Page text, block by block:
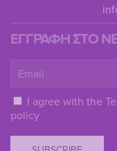
ΕΓΓΡΑΦΗ ΣΤΟ
I agree with the
policy